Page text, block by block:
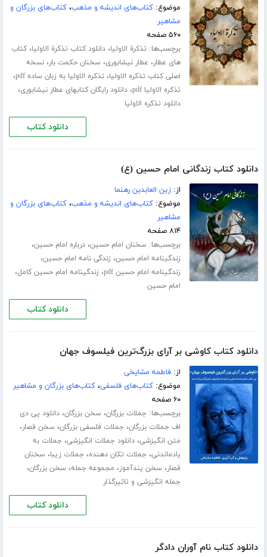
موضوع:کتاب‌های اندیشه و مذهب،کتاب‌های بزرگان و
مشاهیر
۵۶۰ صفحه
برچسب‌ها: تذکرة الاولیا،دانلود کتاب تذکرة الاولیا،کتاب
های عطار، عطار نیشابوری، سخنان حکمت بار،نسخه
اصلی کتاب تذکره الاولیا، تذکره الاولیا به زبان ساده pdf ،
تذکره الاولیا pdf ،دانلود رایگان کتابهای عطار نیشابوری،
دانلود تذکره الاولیا
دانلود کتاب
دانلود کتاب زندگانی امام حسین (ع)
از:زین العابدین رهنما
موضوع:کتاب‌های اندیشه و مذهب،کتاب‌های بزرگان و
مشاهیر
۸۱۴ صفحه
برچسب‌ها: سخنان امام حسین،درباره امام حسین،
زندگینامه امام حسین، زندگی نامه امام حسین،
زندگینامه امام حسین pdf ، زندگینامه امام حسین کامل،
امام حسین
دانلود کتاب
دانلود کتاب کاوشی بر آرای بزرگ‌ترین فیلسوف جهان
از:فاطمه مشایخی
موضوع:کتاب‌های فلسفی،کتاب‌های بزرگان و مشاهیر
۶۰ صفحه
برچسب‌ها: جملات بزرگان، سخن بزرگان،دانلود پی دی
اف جملات بزرگان، جملات فلسفی بزرگان، سخن قصار،
متن انگیزشی،دانلود جملات انگیزشی، جملات به
یادماندنی، جملات تکان دهنده، جملات زیبا، سخنان
قصار، سخن پندآموز، مجموعه جمله، سخن بزرگان،
جمله انگیزشی و تاثیرگذار
دانلود کتاب
دانلود کتاب نام آوران دادگر